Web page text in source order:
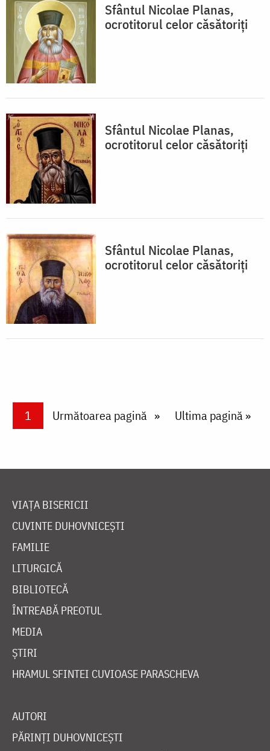
Sfântul Nicolae Planas,
ocrotitorul celor căsătoriţi
Sfântul Nicolae Planas,
ocrotitorul celor căsătoriţi
Sfântul Nicolae Planas,
ocrotitorul celor căsătoriţi
PaginareCurrent page
1 Next page
Următoarea pagină Last page
Ultima pagină »
VIAȚA BISERICII
CUVINTE DUHOVNICEȘTI
FAMILIE
LITURGICĂ
BIBLIOTECĂ
ÎNTREABĂ PREOTUL
MEDIA
ȘTIRI
HRAMUL SFINTEI CUVIOASE PARASCHEVA
AUTORI
PĂRINȚI DUHOVNICEȘTI